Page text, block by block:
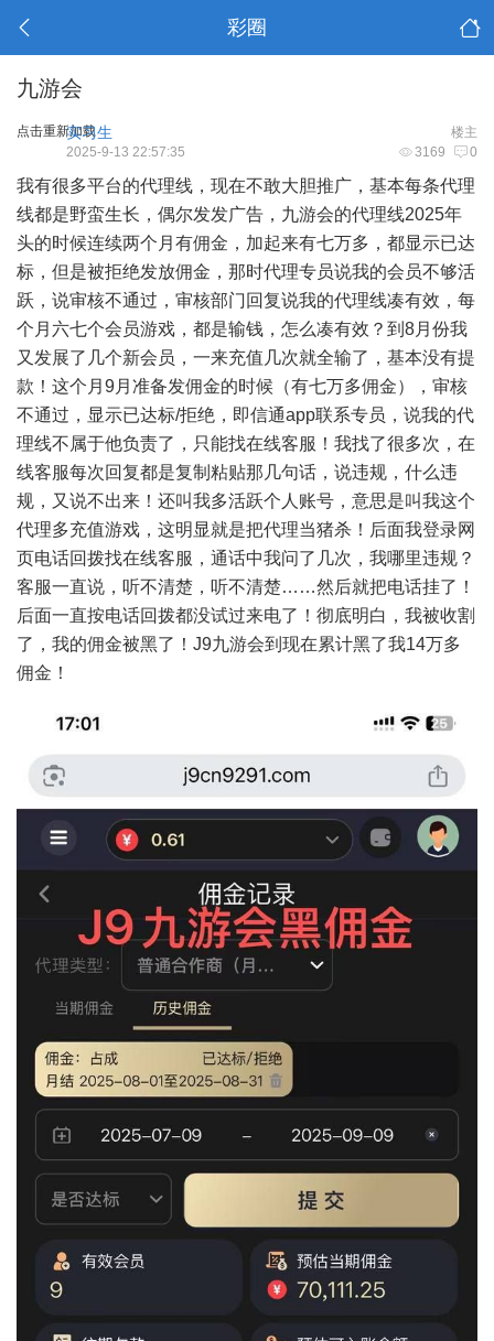
彩圈
九游会
点击重新加载 楼主
实习生
3169 0
2025-9-13 22:57:35
我有很多平台的代理线，现在不敢大胆推广，基本每条代理
线都是野蛮生长，偶尔发发广告，九游会的代理线2025年
头的时候连续两个月有佣金，加起来有七万多，都显示已达
标，但是被拒绝发放佣金，那时代理专员说我的会员不够活
跃，说审核不通过，审核部门回复说我的代理线凑有效，每
个月六七个会员游戏，都是输钱，怎么凑有效？到8月份我
又发展了几个新会员，一来充值几次就全输了，基本没有提
款！这个月9月准备发佣金的时候（有七万多佣金），审核
不通过，显示已达标/拒绝，即信通app联系专员，说我的代
理线不属于他负责了，只能找在线客服！我找了很多次，在
线客服每次回复都是复制粘贴那几句话，说违规，什么违
规，又说不出来！还叫我多活跃个人账号，意思是叫我这个
代理多充值游戏，这明显就是把代理当猪杀！后面我登录网
页电话回拨找在线客服，通话中我问了几次，我哪里违规？
客服一直说，听不清楚，听不清楚……然后就把电话挂了！
后面一直按电话回拨都没试过来电了！彻底明白，我被收割
了，我的佣金被黑了！J9九游会到现在累计黑了我14万多
佣金！